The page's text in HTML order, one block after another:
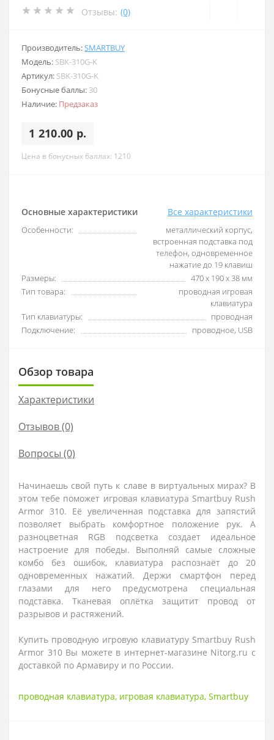
Отзывы: (0)
Производитель:SMARTBUY
Модель: SBK-310G-K
Артикул: SBK-310G-K
Бонусные баллы: 30
Наличие: Предзаказ
1 210.00 р.
Цена в бонусных баллах: 1210
Основные характеристики Все характеристики
Особенности:
металлический корпус,
встроенная подставка под
телефон, одновременное
нажатие до 19 клавиш
Размеры:
470 х 190 х 38 мм
Тип товара:
проводная игровая
клавиатура
Тип клавиатуры:
проводная
Подключение:
проводное, USB
Обзор товара
Характеристики
Отзывов (0)
Вопросы (0)
Начинаешь свой путь к славе в виртуальных мирах? В
этом тебе поможет игровая клавиатура Smartbuy Rush
Armor 310. Её увеличенная подставка для запястий
позволяет выбрать комфортное положение рук. А
разноцветная RGB подсветка создает идеальное
настроение для победы. Выполняй самые сложные
комбо без ошибок, клавиатура распознаёт до 20
одновременных нажатий. Держи смартфон перед
глазами для него предусмотрена специальная
подставка. Тканевая оплётка защитит провод от
разрывов и растяжений.
Купить проводную игровую клавиатуру Smartbuy Rush
Armor 310 Вы можете в интернет-магазине Nitorg.ru с
доставкой по Армавиру и по России.
проводная клавиатура, игровая клавиатура, Smartbuy